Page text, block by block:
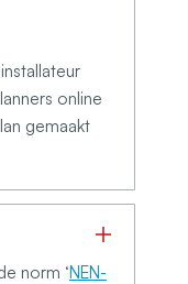
online
gemaakt
norm ‘NEN-